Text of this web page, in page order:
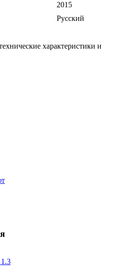
2015
Русский
характеристики и